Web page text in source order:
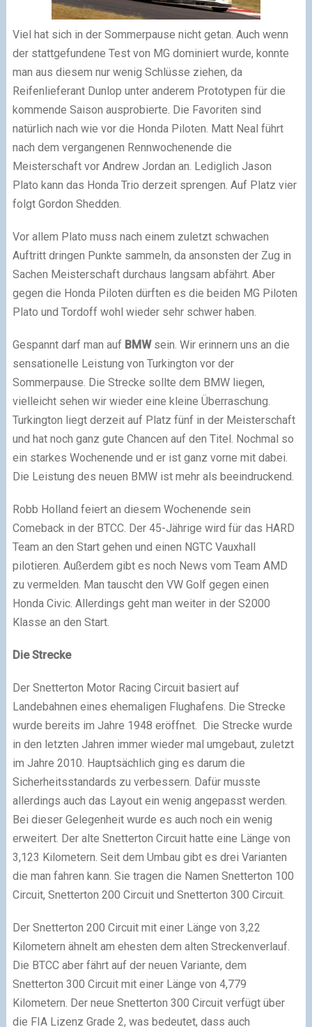
Viel hat sich in der Sommerpause nicht getan. Auch wenn
der stattgefundene Test von MG dominiert wurde, konnte
man aus diesem nur wenig Schlüsse ziehen, da
Reifenlieferant Dunlop unter anderem Prototypen für die
kommende Saison ausprobierte. Die Favoriten sind
natürlich nach wie vor die Honda Piloten. Matt Neal führt
nach dem vergangenen Rennwochenende die
Meisterschaft vor Andrew Jordan an. Lediglich Jason
Plato kann das Honda Trio derzeit sprengen. Auf Platz vier
folgt Gordon Shedden.
Vor allem Plato muss nach einem zuletzt schwachen
Auftritt dringen Punkte sammeln, da ansonsten der Zug in
Sachen Meisterschaft durchaus langsam abfährt. Aber
gegen die Honda Piloten dürften es die beiden MG Piloten
Plato und Tordoff wohl wieder sehr schwer haben.
Gespannt darf man auf BMWsein. Wir erinnern uns an die
sensationelle Leistung von Turkington vor der
Sommerpause. Die Strecke sollte dem BMW liegen,
vielleicht sehen wir wieder eine kleine Überraschung.
Turkington liegt derzeit auf Platz fünf in der Meisterschaft
und hat noch ganz gute Chancen auf den Titel. Nochmal so
ein starkes Wochenende und er ist ganz vorne mit dabei.
Die Leistung des neuen BMW ist mehr als beeindruckend.
Robb Holland feiert an diesem Wochenende sein
Comeback in der BTCC. Der 45-Jährige wird für das HARD
Team an den Start gehen und einen NGTC Vauxhall
pilotieren. Außerdem gibt es noch News vom Team AMD
zu vermelden. Man tauscht den VW Golf gegen einen
Honda Civic. Allerdings geht man weiter in der S2000
Klasse an den Start.
Die Strecke
Der Snetterton Motor Racing Circuit basiert auf
Landebahnen eines ehemaligen Flughafens. Die Strecke
wurde bereits im Jahre 1948 eröffnet. Die Strecke wurde
in den letzten Jahren immer wieder mal umgebaut, zuletzt
im Jahre 2010. Hauptsächlich ging es darum die
Sicherheitsstandards zu verbessern. Dafür musste
allerdings auch das Layout ein wenig angepasst werden.
Bei dieser Gelegenheit wurde es auch noch ein wenig
erweitert. Der alte Snetterton Circuit hatte eine Länge von
3,123 Kilometern. Seit dem Umbau gibt es drei Varianten
die man fahren kann. Sie tragen die Namen Snetterton 100
Circuit, Snetterton 200 Circuit und Snetterton 300 Circuit.
Der Snetterton 200 Circuit mit einer Länge von 3,22
Kilometern ähnelt am ehesten dem alten Streckenverlauf.
Die BTCC aber fährt auf der neuen Variante, dem
Snetterton 300 Circuit mit einer Länge von 4,779
Kilometern. Der neue Snetterton 300 Circuit verfügt über
die FIA Lizenz Grade 2, was bedeutet, dass auch